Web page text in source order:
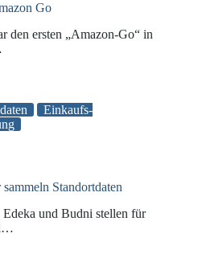
Go
den ersten „Amazon-Go“ in
Einkaufs-
Standortdaten
und Budni stellen für